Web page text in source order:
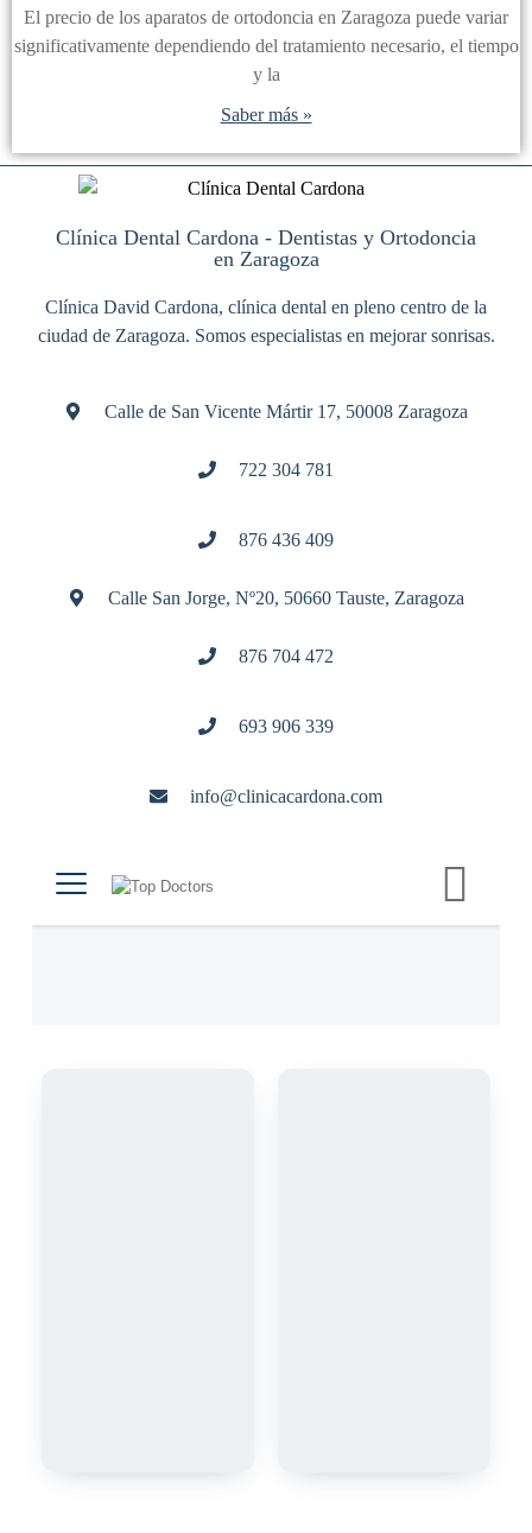
El precio de los aparatos de ortodoncia en Zaragoza puede variar
significativamente dependiendo del tratamiento necesario, el tiempo
y la
Saber más »
Clínica Dental Cardona - Dentistas y Ortodoncia
en Zaragoza
Clínica David Cardona, clínica dental en pleno centro de la
ciudad de Zaragoza. Somos especialistas en mejorar sonrisas.
Calle de San Vicente Mártir 17, 50008 Zaragoza
722 304 781
876 436 409
Calle San Jorge, Nº20, 50660 Tauste, Zaragoza
876 704 472
693 906 339
info@clinicacardona.com